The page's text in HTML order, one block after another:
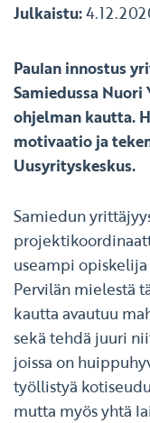
Julkaistu:
Paulan innostus
Samiedussa
ohjelman kautta.
motivaatio ja
Uusyrityskeskus.
Samiedun
useampi
Pervilän mielestä
kautta avautuu
sekä tehdä juuri
joissa on
työllistyä
mutta myös yhtä